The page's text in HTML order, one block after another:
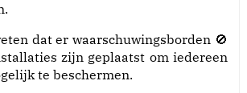
dat er waarschuwingsborden 🚫
zijn geplaatst om iedereen
te beschermen.